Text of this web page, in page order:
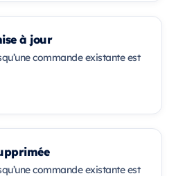
à jour
commande existante est
commande existante est